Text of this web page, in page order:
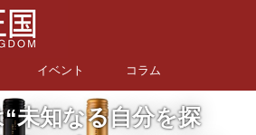
イベント コラム
未知なる自分を探